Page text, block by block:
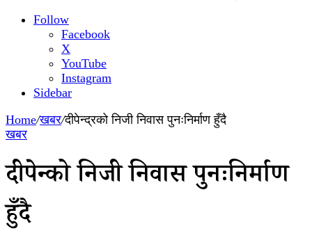
Follow
Facebook
X
YouTube
Instagram
Sidebar
Home/खबर/दीपेन्द्रको निजी निवास पुनःनिर्माण हुँदै
खबर
दीपेन्द्रको निजी निवास पुनःनिर्माण
हुँदै